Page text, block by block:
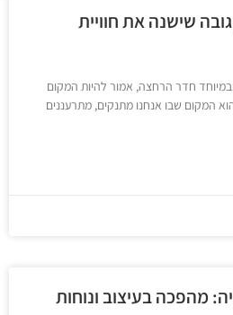
שישנה את חוויית
חדר הרחצה, אמור להיות המקום
המקום שבו אנחנו מתנקים, מתרעננים
מהפכה בעיצוב ונוחות